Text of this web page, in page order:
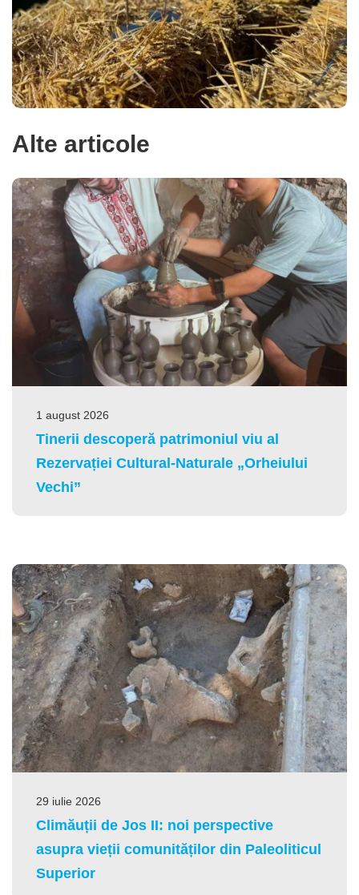
Alte articole
1 august 2026
Tinerii descoperă patrimoniul viu al
Rezervației Cultural-Naturale „Orheiului
Vechi”
29 iulie 2026
Climăuții de Jos II: noi perspective
asupra vieții comunităților din Paleoliticul
Superior